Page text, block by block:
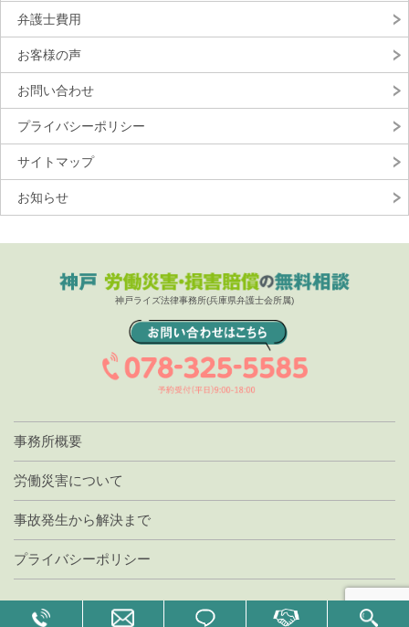
弁護士費用
お客様の声
お問い合わせ
プライバシーポリシー
サイトマップ
お知らせ
神戸ライズ法律事務所(兵庫県弁護士会所属)
事務所概要
労働災害について
事故発生から解決まで
プライバシーポリシー